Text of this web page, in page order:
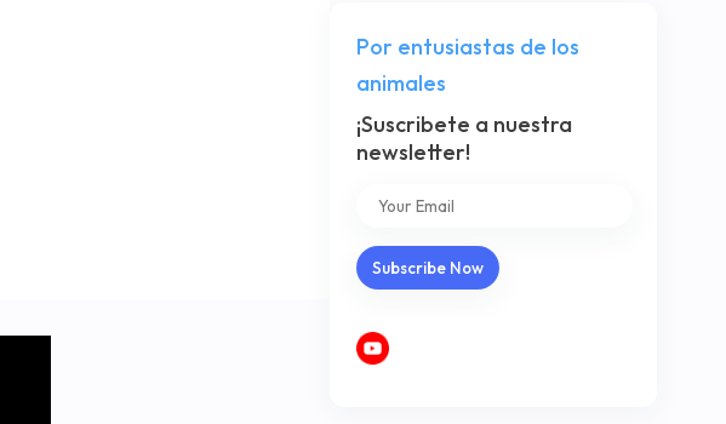
Por entusiastas de los
animales
¡Suscribete a nuestra
newsletter!